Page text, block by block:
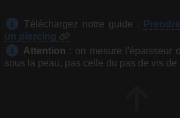
Téléchargez notre guide :
un piercing
Attention : on mesure l'épaisseur
sous la peau, pas celle du pas de vis de